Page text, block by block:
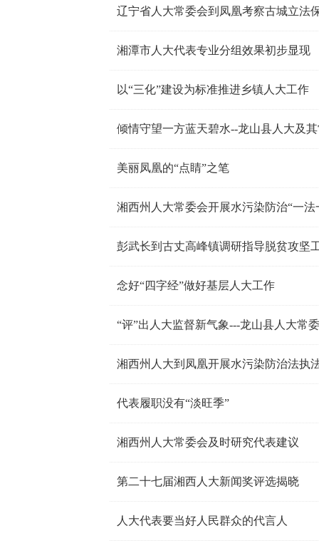
辽宁省人大常委会到凤凰考察古城立法
湘潭市人大代表专业分组效果初步显现
以“三化”建设为标准推进乡镇人大工作
倾情守望一方蓝天碧水--龙山县人大及
美丽凤凰的“点睛”之笔
湘西州人大常委会开展水污染防治“一法
彭武长到古丈高峰镇调研指导脱贫攻坚
念好“四字经”做好基层人大工作
“评”出人大监督新气象---龙山县人大常
湘西州人大到凤凰开展水污染防治法执
代表履职没有“淡旺季”
湘西州人大常委会及时研究代表建议
第二十七届湘西人大新闻奖评选揭晓
人大代表要当好人民群众的代言人